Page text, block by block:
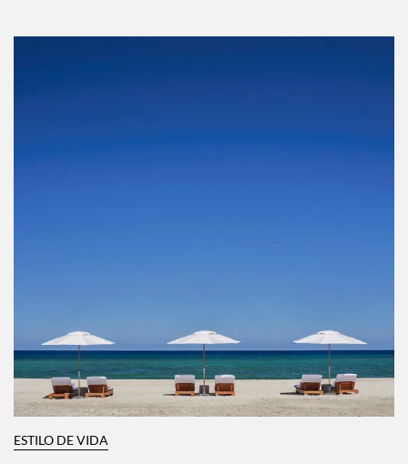
ESTILO DE VIDA